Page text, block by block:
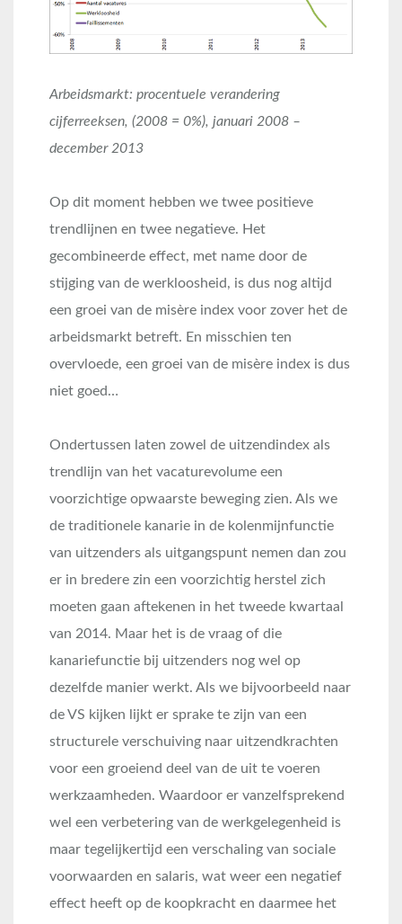
Arbeidsmarkt: procentuele verandering
cijferreeksen, (2008 = 0%), januari 2008 –
december 2013
Op dit moment hebben we twee positieve
trendlijnen en twee negatieve. Het
gecombineerde effect, met name door de
stijging van de werkloosheid, is dus nog altijd
een groei van de misère index voor zover het de
arbeidsmarkt betreft. En misschien ten
overvloede, een groei van de misère index is dus
niet goed…
Ondertussen laten zowel de uitzendindex als
trendlijn van het vacaturevolume een
voorzichtige opwaarste beweging zien. Als we
de traditionele kanarie in de kolenmijnfunctie
van uitzenders als uitgangspunt nemen dan zou
er in bredere zin een voorzichtig herstel zich
moeten gaan aftekenen in het tweede kwartaal
van 2014. Maar het is de vraag of die
kanariefunctie bij uitzenders nog wel op
dezelfde manier werkt. Als we bijvoorbeeld naar
de VS kijken lijkt er sprake te zijn van een
structurele verschuiving naar uitzendkrachten
voor een groeiend deel van de uit te voeren
werkzaamheden. Waardoor er vanzelfsprekend
wel een verbetering van de werkgelegenheid is
maar tegelijkertijd een verschaling van sociale
voorwaarden en salaris, wat weer een negatief
effect heeft op de koopkracht en daarmee het